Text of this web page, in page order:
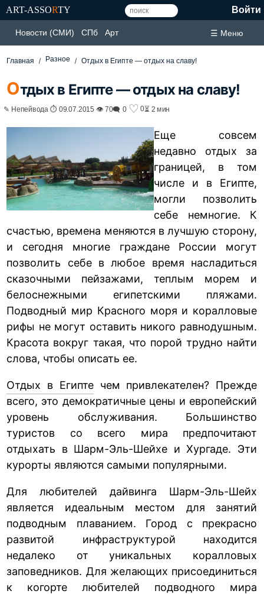
ART-ASSORTY Войти
Новости (СМИ) СПб Арт ☰ Меню
Главная Разное Отдых в Египте — отдых на славу!
Отдых в Египте — отдых на славу!
✎ Непейвода ⏱ 09.07.2015 👁 70🗨 0 ♡ 0⏳ 2 мин
Еще совсем
недавно отдых за
границей, в том
числе и в Египте,
могли позволить
себе немногие. К
счастью, времена меняются в лучшую сторону,
и сегодня многие граждане России могут
позволить себе в любое время насладиться
сказочными пейзажами, теплым морем и
белоснежными египетскими пляжами.
Подводный мир Красного моря и коралловые
рифы не могут оставить никого равнодушным.
Красота вокруг такая, что порой трудно найти
слова, чтобы описать ее.
Отдых в Египтечем привлекателен? Прежде
всего, это демократичные цены и европейский
уровень обслуживания. Большинство
туристов со всего мира предпочитают
отдыхать в Шарм-Эль-Шейхе и Хургаде. Эти
курорты являются самыми популярными.
Для любителей дайвинга Шарм-Эль-Шейх
является идеальным местом для занятий
подводным плаванием. Город с прекрасно
развитой инфраструктурой находится
недалеко от уникальных коралловых
заповедников. Для желающих присоединиться
к когорте любителей подводного мира